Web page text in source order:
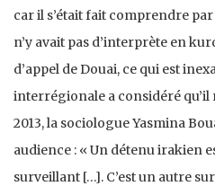
car il s’était fait comprendre
n’y avait pas d’interprète en
d’appel de Douai, ce qui est
interrégionale a considéré qu’il
2013, la sociologue Yasmina
audience : « Un détenu irakien
surveillant […]. C’est un autre